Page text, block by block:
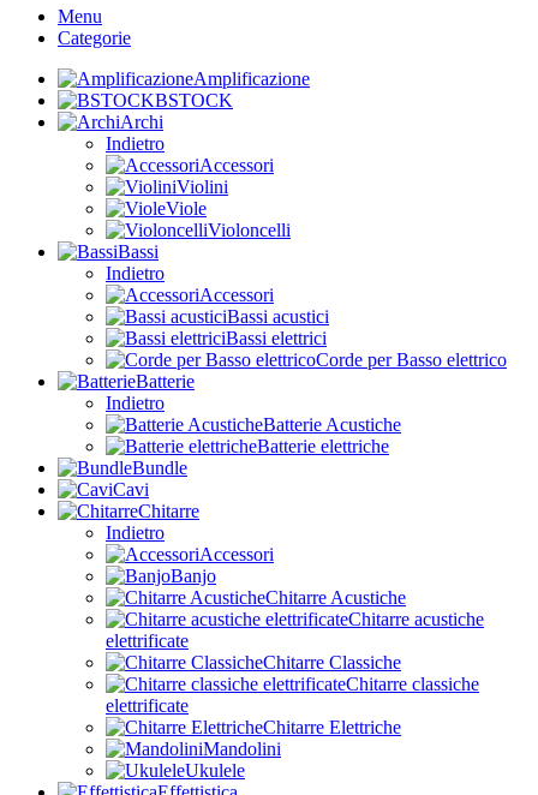
Menu
Categorie
Amplificazione
BSTOCK
Archi
Indietro
Accessori
Violini
Viole
Violoncelli
Bassi
Indietro
Accessori
Bassi acustici
Bassi elettrici
Corde per Basso elettrico
Batterie
Indietro
Batterie Acustiche
Batterie elettriche
Bundle
Cavi
Chitarre
Indietro
Accessori
Banjo
Chitarre Acustiche
Chitarre acustiche
elettrificate
Chitarre Classiche
Chitarre classiche
elettrificate
Chitarre Elettriche
Mandolini
Ukulele